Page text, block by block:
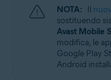
NOTA: Il
sostituendo
Avast Mobile
modifica, le
Google Play
Android